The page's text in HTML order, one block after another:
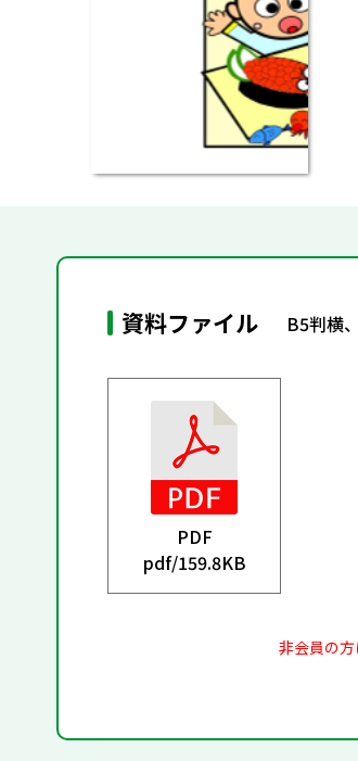
資料ファイル B5判横
PDF
pdf/159.8KB
非会員の